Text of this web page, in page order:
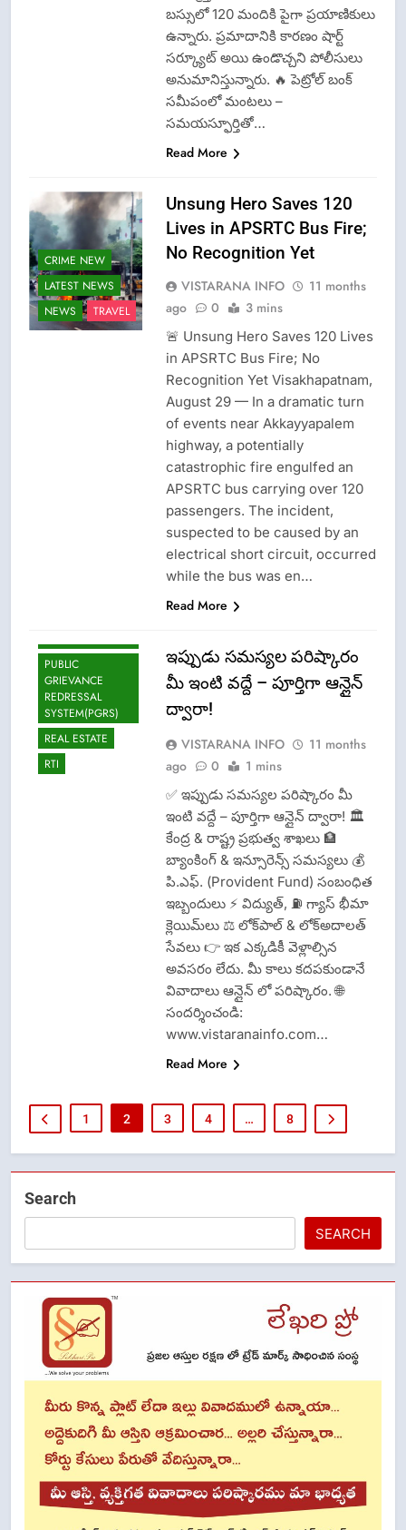
బస్సులో 120 మందికి పైగా ప్రయాణికులు
ఉన్నారు. ప్రమాదానికి కారణం షార్ట్
సర్క్యూట్ అయి ఉండొచ్చని పోలీసులు
అనుమానిస్తున్నారు. 🔥 పెట్రోల్ బంక్
సమీపంలో మంటలు –
సమయస్ఫూర్తితో…
Read More
CRIME NEW
LATEST NEWS
NEWS
TRAVEL
Unsung Hero Saves 120
Lives in APSRTC Bus Fire;
No Recognition Yet
VISTARANA INFO
11 months
ago
0 3 mins
🚨 Unsung Hero Saves 120 Lives
in APSRTC Bus Fire; No
Recognition Yet Visakhapatnam,
August 29 — In a dramatic turn
of events near Akkayyapalem
highway, a potentially
catastrophic fire engulfed an
APSRTC bus carrying over 120
passengers. The incident,
suspected to be caused by an
electrical short circuit, occurred
while the bus was en…
Read More
CISF-SECURITY
CRIME NEW
DGP-CENTRAL
GOVT-GOVT OF
INDIA
PUBLIC
GRIEVANCE
REDRESSAL
SYSTEM(PGRS)
REAL ESTATE
RTI
ఇప్పుడు సమస్యల పరిష్కారం
మీ ఇంటి వద్దే – పూర్తిగా ఆన్లైన్
ద్వారా!
VISTARANA INFO
11 months
ago
0 1 mins
✅ ఇప్పుడు సమస్యల పరిష్కారం మీ
ఇంటి వద్దే – పూర్తిగా ఆన్లైన్ ద్వారా! 🏛️
కేంద్ర & రాష్ట్ర ప్రభుత్వ శాఖలు 🏦
బ్యాంకింగ్ & ఇన్సూరెన్స్ సమస్యలు 💰
పి.ఎఫ్. (Provident Fund) సంబంధిత
ఇబ్బందులు ⚡ విద్యుత్, ⛽ గ్యాస్ భీమా
క్లెయిమ్‌లు ⚖️ లోక్‌పాల్ & లోక్అదాలత్
సేవలు 👉 ఇక ఎక్కడికీ వెళ్లాల్సిన
అవసరం లేదు. మీ కాలు కదపకుండానే
వివాదాలు ఆన్లైన్ లో పరిష్కారం. 🌐
సందర్శించండి:
www.vistaranainfo.com…
Read More
1 2 3 4 … 8
Search
SEARCH